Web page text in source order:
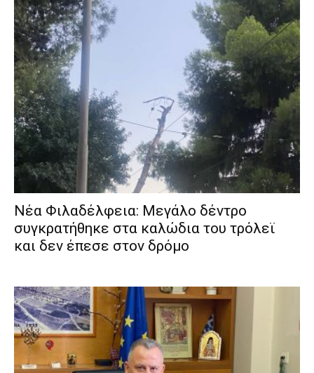
Νέα Φιλαδέλφεια: Μεγάλο δέντρο
συγκρατήθηκε στα καλώδια του τρόλεϊ
και δεν έπεσε στον δρόμο